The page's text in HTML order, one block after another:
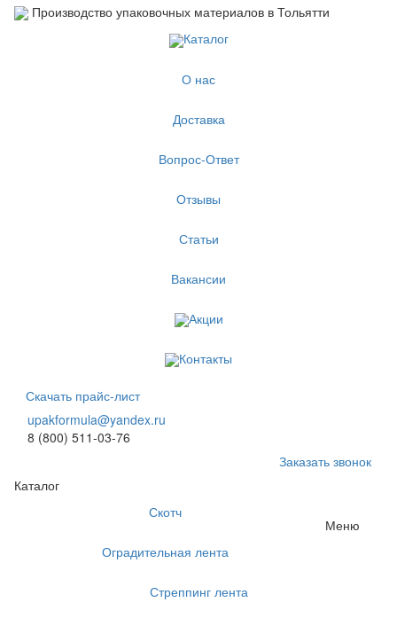
Производство упаковочных материалов в Тольятти
Каталог
О нас
Доставка
Вопрос-Ответ
Отзывы
Статьи
Вакансии
Акции
Контакты
Скачать прайс-лист
upakformula@yandex.ru
8 (800) 511-03-76
Заказать звонок
Меню
Каталог
Скотч
Оградительная лента
Стреппинг лента